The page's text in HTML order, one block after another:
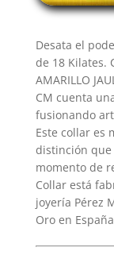
ORO
JAULA
CORAL
FINO
JAPONES
5.5
MM
60
CM
cantidad
Desata el
de 18 Kilates.
AMARILLO
CM cuenta
fusionando
Este collar es
distinción
momento de
Collar está
joyería Pérez
Oro en